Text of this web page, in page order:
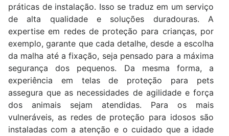
práticas de instalação. Isso se traduz em um serviço
de alta qualidade e soluções duradouras. A
expertise em redes de proteção para crianças, por
exemplo, garante que cada detalhe, desde a escolha
da malha até a fixação, seja pensado para a máxima
segurança dos pequenos. Da mesma forma, a
experiência em telas de proteção para pets
assegura que as necessidades de agilidade e força
dos animais sejam atendidas. Para os mais
vulneráveis, as redes de proteção para idosos são
instaladas com a atenção e o cuidado que a idade